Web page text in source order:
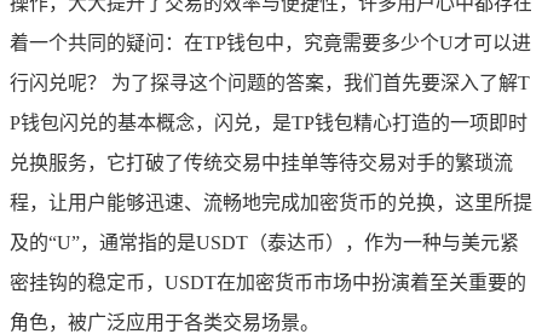
着一个共同的疑问：在TP钱包中，究竟需要多少个U才可以进
行闪兑呢？ 为了探寻这个问题的答案，我们首先要深入了解T
P钱包闪兑的基本概念，闪兑，是TP钱包精心打造的一项即时
兑换服务，它打破了传统交易中挂单等待交易对手的繁琐流
程，让用户能够迅速、流畅地完成加密货币的兑换，这里所提
及的“U”，通常指的是USDT（泰达币），作为一种与美元紧
密挂钩的稳定币，USDT在加密货币市场中扮演着至关重要的
角色，被广泛应用于各类交易场景。